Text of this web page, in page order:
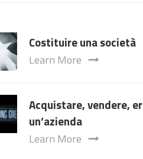
Costituire una società
Learn More
Acquistare, vendere,
un’azienda
Learn More